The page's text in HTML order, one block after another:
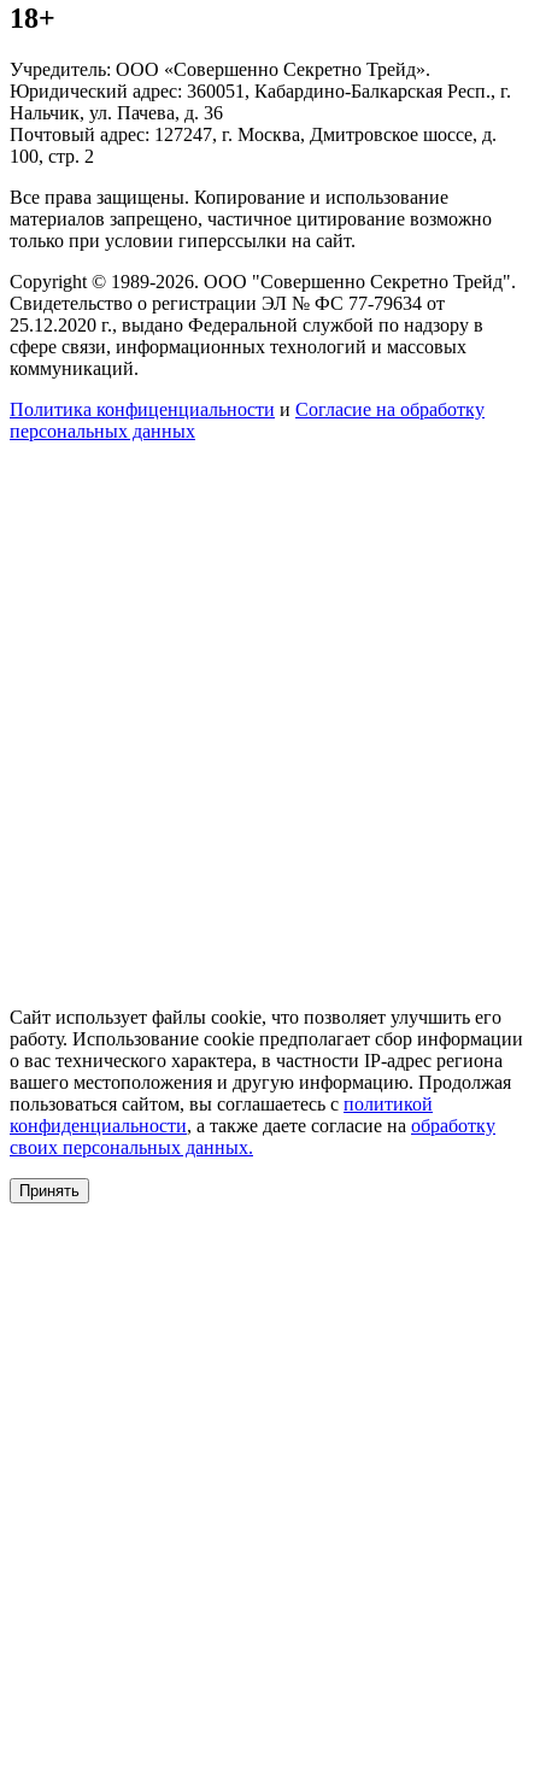
18+
Учредитель: ООО «Совершенно Секретно Трейд».
Юридический адрес: 360051, Кабардино-Балкарская Респ., г.
Нальчик, ул. Пачева, д. 36
Почтовый адрес: 127247, г. Москва, Дмитровское шоссе, д.
100, стр. 2
Все права защищены. Копирование и использование
материалов запрещено, частичное цитирование возможно
только при условии гиперссылки на сайт.
Copyright © 1989-2026. ООО "Совершенно Секретно Трейд".
Свидетельство о регистрации ЭЛ № ФС 77-79634 от
25.12.2020 г., выдано Федеральной службой по надзору в
сфере связи, информационных технологий и массовых
коммуникаций.
Политика конфиценциальности и Согласие на обработку
персональных данных
Сайт использует файлы cookie, что позволяет улучшить его
работу. Использование cookie предполагает сбор информации
о вас технического характера, в частности IP-адрес региона
вашего местоположения и другую информацию. Продолжая
пользоваться сайтом, вы соглашаетесь с политикой
конфиденциальности, а также даете согласие на обработку
своих персональных данных.
Принять